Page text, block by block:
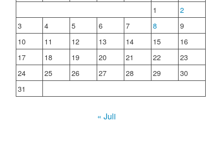
1
2
3
4 5 6 7 8
9
10
11 12 13 14 15
16
17
18 19 20 21 22
23
24
25 26 27 28 29
30
31
« Juli